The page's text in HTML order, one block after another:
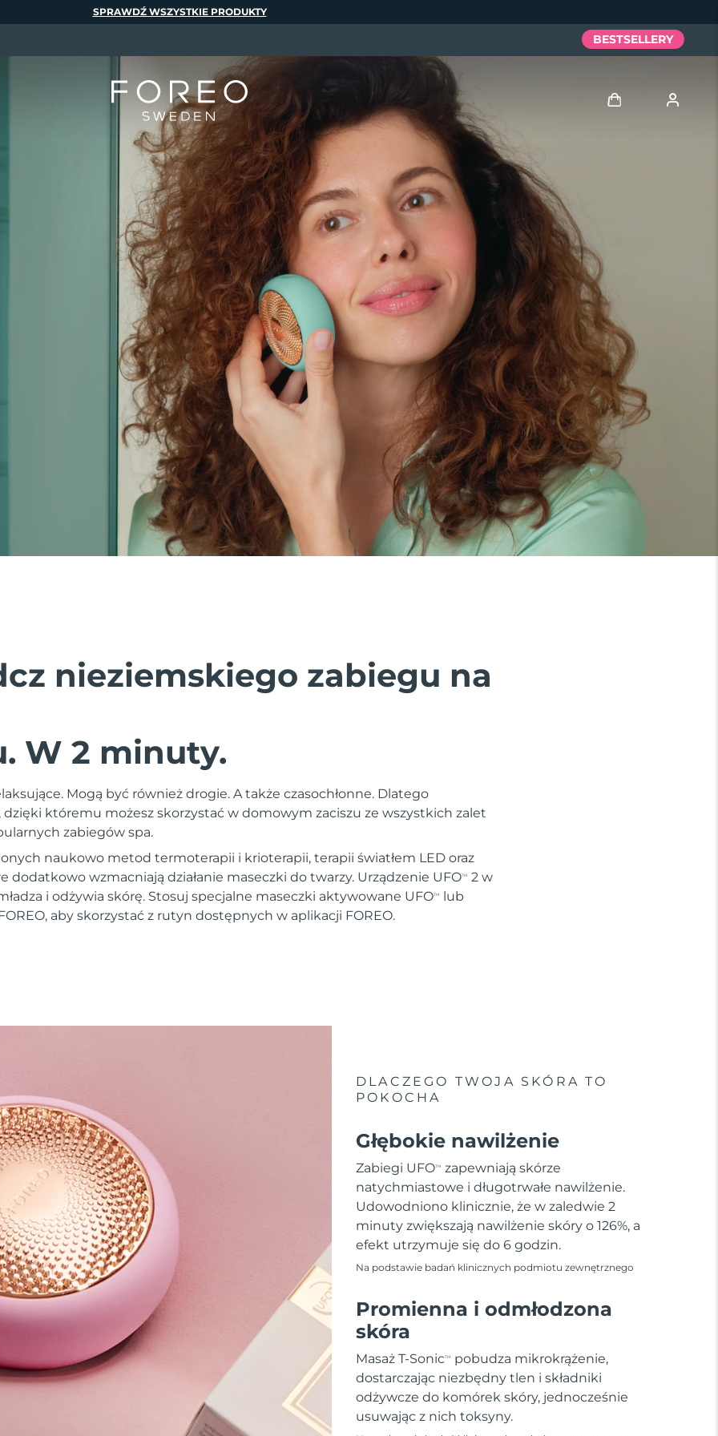
nieziemskiego zabiegu na
W 2 minuty.
Mogą być również drogie. A także czasochłonne. Dlatego
któremu możesz skorzystać w domowym zaciszu ze wszystkich zalet
zabiegów spa.
naukowo metod termoterapii i krioterapii, terapii światłem LED oraz
dodatkowo wzmacniają działanie maseczki do twarzy. Urządzenie UFOTM
2 w
i odżywia skórę. Stosuj specjalne maseczki aktywowane UFOTM
lub
aby skorzystać z rutyn dostępnych w aplikacji FOREO.
DLACZEGO TWOJA SKÓRA TO
POKOCHA
Głębokie nawilżenie
Zabiegi UFOTM
zapewniają skórze
natychmiastowe i długotrwałe nawilżenie.
Udowodniono klinicznie, że w zaledwie 2
minuty zwiększają nawilżenie skóry o 126%, a
efekt utrzymuje się do 6 godzin.
Na podstawie badań klinicznych podmiotu zewnętrznego
Promienna i odmłodzona
skóra
Masaż T-SonicTM
pobudza mikrokrążenie,
dostarczając niezbędny tlen i składniki
odżywcze do komórek skóry, jednocześnie
usuwając z nich toksyny.
SPRAWDŹ WSZYSTKIE PRODUKTY
BESTSELLERY
Moje zamówienia
Moje adresy
Moje subskrypcje